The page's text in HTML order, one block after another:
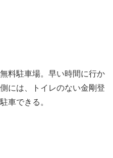
料駐車場。早い時間に行か
には、トイレのない金剛登
車できる。